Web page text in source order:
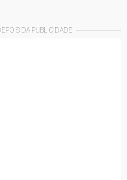
DA PUBLICIDADE